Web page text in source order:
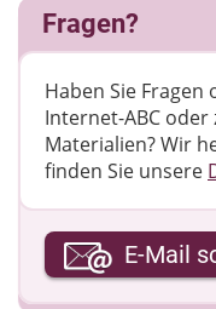
Fragen?
Haben Sie
Internet-ABC
Materialien? Wir
finden Sie unsere
Ihre E-Mail-E-Mail